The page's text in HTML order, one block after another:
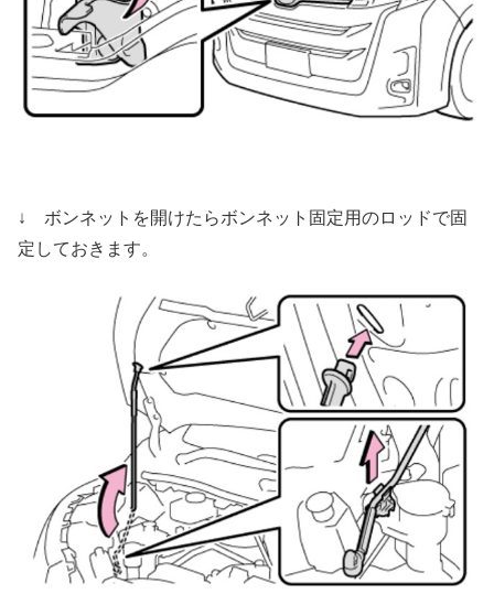
↓ ボンネットを開けたらボンネット固定用のロッドで固
定しておきます。